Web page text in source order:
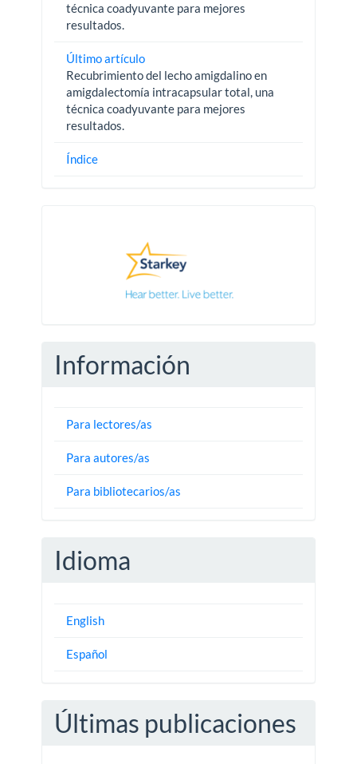
técnica coadyuvante para mejores
resultados.
Último artículo
Recubrimiento del lecho amigdalino en
amigdalectomía intracapsular total, una
técnica coadyuvante para mejores
resultados.
Índice
Información
Para lectores/as
Para autores/as
Para bibliotecarios/as
Idioma
English
Español
Últimas publicaciones